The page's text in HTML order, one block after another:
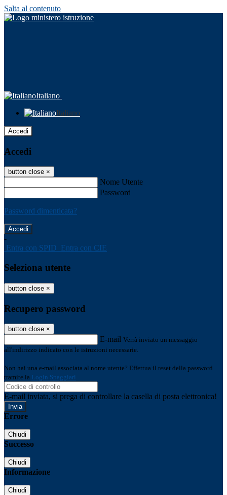
Salta al contenuto
Italiano
Italiano
Accedi
Accedi
button close ×
Nome Utente
Password
Password dimenticata?
-
Entra con SPID Entra con CIE
Seleziona utente
button close ×
Recupero password
button close ×
E-mail Verrà inviato un messaggio
all'indirizzo indicato con le istruzioni necessarie.
Non hai una e-mail associata al nome utente? Effettua il reset della password
tramite la Login Spaggiari
E-mail inviata, si prega di controllare la casella di posta elettronica!
Errore
Chiudi
Successo
Chiudi
Informazione
Chiudi